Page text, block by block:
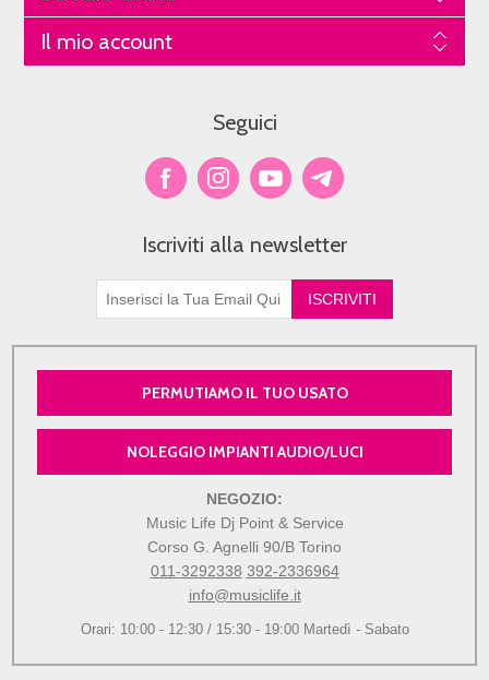
Il mio account
Seguici
Iscriviti alla newsletter
PERMUTIAMO IL TUO USATO
NOLEGGIO IMPIANTI AUDIO/LUCI
NEGOZIO:
Music Life Dj Point & Service
Corso G. Agnelli 90/B Torino
011-3292338 392-2336964
info@musiclife.it
Orari: 10:00 - 12:30 / 15:30 - 19:00 Martedì - Sabato